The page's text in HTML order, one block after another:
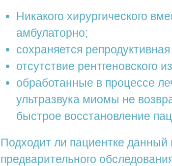
Никакого хирургического
амбулаторно;
сохраняется
отсутствие рентгеновского
обработанные в процессе
ультразвука миомы не
быстрое восстановление
Подходит ли пациентке данный
предварительного